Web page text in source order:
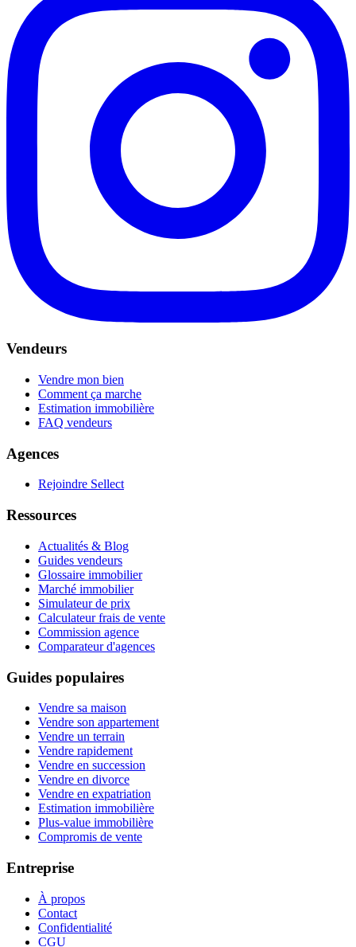
Vendeurs
Vendre mon bien
Comment ça marche
Estimation immobilière
FAQ vendeurs
Agences
Rejoindre Sellect
Ressources
Actualités & Blog
Guides vendeurs
Glossaire immobilier
Marché immobilier
Simulateur de prix
Calculateur frais de vente
Commission agence
Comparateur d'agences
Guides populaires
Vendre sa maison
Vendre son appartement
Vendre un terrain
Vendre rapidement
Vendre en succession
Vendre en divorce
Vendre en expatriation
Estimation immobilière
Plus-value immobilière
Compromis de vente
Entreprise
À propos
Contact
Confidentialité
CGU